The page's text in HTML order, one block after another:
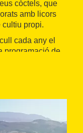
còctels, que
amb licors
cultiu propi.
cada any el
programació de